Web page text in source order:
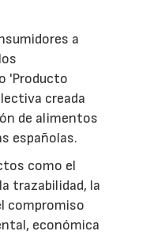
a
'Producto
creada
de alimentos
españolas.
como el
trazabilidad, la
compromiso
económica